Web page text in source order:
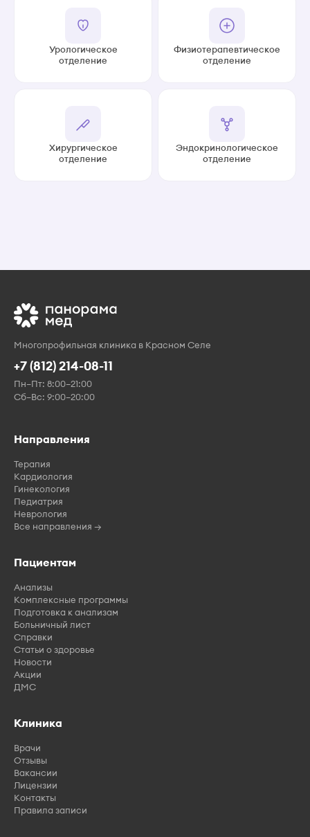
Урологическое
отделение
Физиотерапевтическое
отделение
Хирургическое
отделение
Эндокринологическое
отделение
Многопрофильная клиника в Красном Селе
+7 (812) 214-08-11
Пн–Пт: 8:00–21:00
Сб–Вс: 9:00–20:00
Направления
Терапия
Кардиология
Гинекология
Педиатрия
Неврология
Все направления →
Пациентам
Анализы
Комплексные программы
Подготовка к анализам
Больничный лист
Справки
Статьи о здоровье
Новости
Акции
ДМС
Клиника
Врачи
Отзывы
Вакансии
Лицензии
Контакты
Правила записи